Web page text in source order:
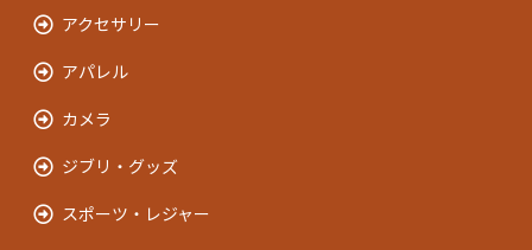
アクセサリー
アパレル
カメラ
ジブリ・グッズ
スポーツ・レジャー